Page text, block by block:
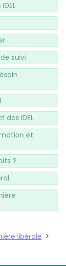
suivi
IDEL
et
?
libérale >